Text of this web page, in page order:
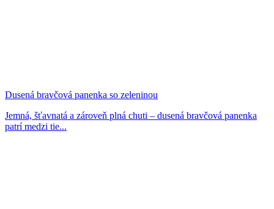
Dusená bravčová panenka so zeleninou
Jemná, šťavnatá a zároveň plná chuti – dusená bravčová panenka
patrí medzi tie...